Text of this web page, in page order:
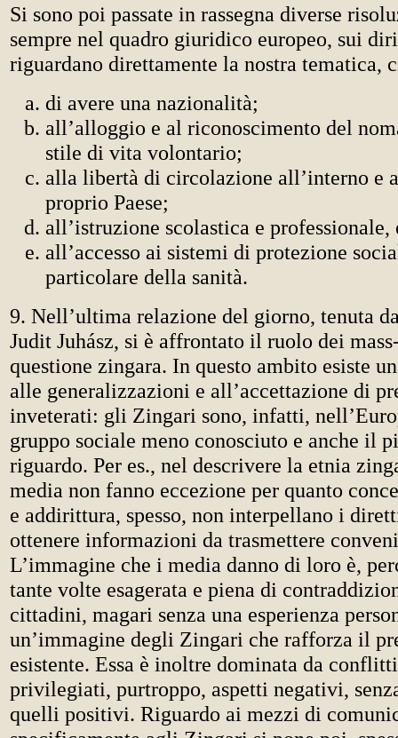
Si sono poi passate in rassegna diverse
sempre nel quadro giuridico europeo, sui
riguardano direttamente la nostra tematica,
di avere una nazionalità;
all’alloggio e al riconoscimento del
stile di vita volontario;
alla libertà di circolazione all’interno e
proprio Paese;
all’istruzione scolastica e professionale,
all’accesso ai sistemi di protezione
particolare della sanità.
9. Nell’ultima relazione del giorno, tenuta
Judit Juhász, si è affrontato il ruolo dei
questione zingara. In questo ambito esiste
alle generalizzazioni e all’accettazione di
inveterati: gli Zingari sono, infatti,
gruppo sociale meno conosciuto e anche il
riguardo. Per es., nel descrivere la etnia
media non fanno eccezione per quanto
e addirittura, spesso, non interpellano i
ottenere informazioni da trasmettere
L’immagine che i media danno di loro è,
tante volte esagerata e piena di
cittadini, magari senza una esperienza
un’immagine degli Zingari che rafforza il
esistente. Essa è inoltre dominata da
privilegiati, purtroppo, aspetti negativi,
quelli positivi. Riguardo ai mezzi di